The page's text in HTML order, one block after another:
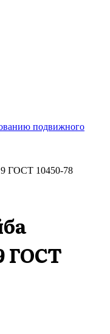
подвижного
ГОСТ 10450-78
ГОСТ